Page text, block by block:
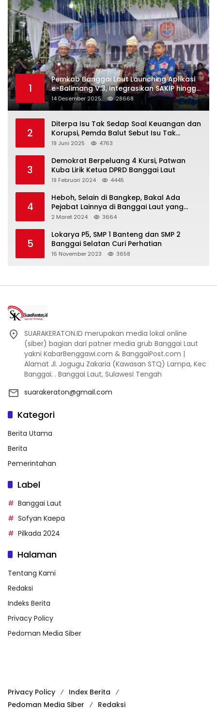
1
Pemkab Banggai Laut Launching Aplikasi
e-Balimang V.3, Integrasikan SAKIP hingga
Satu Data Layanan Publik
14 Desember 2025 28668
2
Diterpa Isu Tak Sedap Soal Keuangan dan
Korupsi, Pemda Balut Sebut Isu Tak
Berdasar
19 Juni 2025 4763
3
Demokrat Berpeluang 4 Kursi, Patwan
Kuba Lirik Ketua DPRD Banggai Laut
19 Februari 2024 4445
4
Heboh, Selain di Bangkep, Bakal Ada
Pejabat Lainnya di Banggai Laut yang
Bakal di Ciduk, Bagini Kata Kapolres!
2 Maret 2024 3664
5
Lokarya P5, SMP 1 Banteng dan SMP 2
Banggai Selatan Curi Perhatian
16 November 2023 3658
SUARAKERATON.ID merupakan media lokal online
(siber) bagian dari patner media grub Banggai Laut
yakni KabarBenggawi.com & BanggaiPost.com |
Alamat Jl. Jogugu Zakaria (Kawasan STQ) Lampa, Kec
Banggai. . Banggai Laut, Sulawesi Tengah
suarakeraton@gmail.com
Kategori
Berita Utama
Berita
Pemerintahan
Label
Banggai Laut
Sofyan Kaepa
Pilkada 2024
Halaman
Tentang Kami
Redaksi
Indeks Berita
Privacy Policy
Pedoman Media Siber
Privacy Policy
Index Berita
Pedoman Media Siber
Redaksi